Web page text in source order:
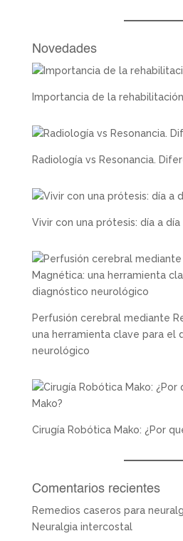
Novedades
Importancia de la
Radiología vs Resonancia.
Vivir con una prótesis: día a
Perfusión cerebral mediante
una herramienta clave para el
neurológico
Cirugía Robótica Mako: ¿Por
Comentarios recientes
Remedios caseros para
Neuralgia intercostal